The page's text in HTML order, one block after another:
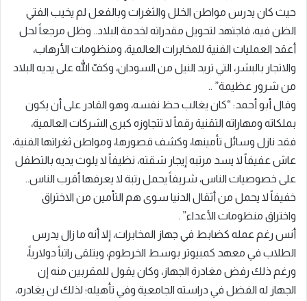
حيث كان يدرس مواطن الخلل والثغرات وبالفعل لم يخيب الفتي
الظن فيه، فاجتهد لتحويل مقدراته لخدمة البلاد.. وظل مرجعاً لحل
أعقد العمليات الفنية للمخابرات العالمية، ومنظومات الأرهاب،
والاتجار بالبشر، التي تريد النيل من السودان، وكفّ الله على يديه البلاد
من شرور عظيمة” ..
وقال أبو أحمد: “كان يغالب حظ نفسه، وهو القادر على أن يكون
بملكاته ومهاراته التقنية رقماً لا تتجاوزه كبرى الشركات العالمية،
فقد نازل وسائل تأمينها، وكشف قصورها، ومواطن ثغراتها الفنية،
عاش عفيفاً لا يسد مرتبه إيجار شقته، نظيفاً لا يلوث يديه بالتطفل
على خصوصيات الناس، شريفاً يحمل رتبة لا يعرفها أقرب الناس..
خفيفاً لا يحمل من أثقال الدنيا سوى هم التأمين من الاختراق
واختراق منظومات الأعداء” .
أنس رغم عمله كضابط في جهاز المخابرات، إلا أنه ما زال يدرس
الطلاب في معهد كمبيوتر بوسط الخرطوم، ويتلقى راتباً دولارياً،
ورغم ذلك رفض مغادرة الجهاز، وكان يقول للمقربين منه إن
الجهاز له الفضل في دراسته الجامعية وفي تأهيله؛ لذلك لن يغادره،